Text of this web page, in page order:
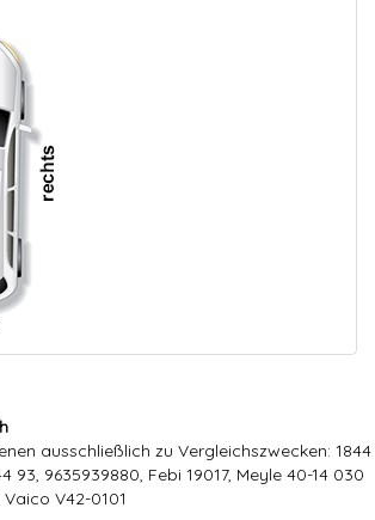
ausschließlich zu Vergleichszwecken: 1844
93, 9635939880, Febi 19017, Meyle 40-14 030
V42-0101